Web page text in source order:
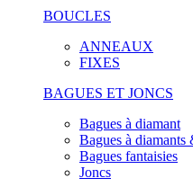
BOUCLES
ANNEAUX
FIXES
BAGUES ET JONCS
Bagues à diamant
Bagues à diamants
Bagues fantaisies
Joncs